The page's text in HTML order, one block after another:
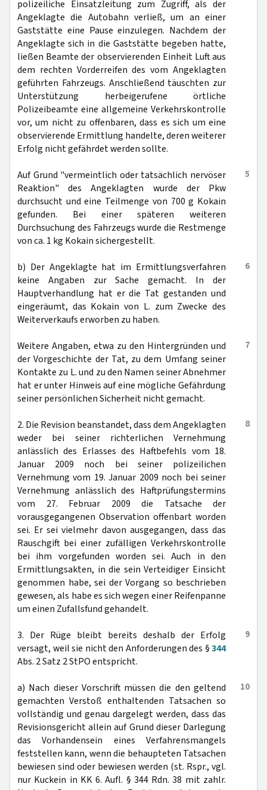
polizeiliche Einsatzleitung zum Zugriff, als der
Angeklagte die Autobahn verließ, um an einer
Gaststätte eine Pause einzulegen. Nachdem der
Angeklagte sich in die Gaststätte begeben hatte,
ließen Beamte der observierenden Einheit Luft aus
dem rechten Vorderreifen des vom Angeklagten
geführten Fahrzeugs. Anschließend täuschten zur
Unterstützung herbeigerufene örtliche
Polizeibeamte eine allgemeine Verkehrskontrolle
vor, um nicht zu offenbaren, dass es sich um eine
observierende Ermittlung handelte, deren weiterer
Erfolg nicht gefährdet werden sollte.
5
Auf Grund "vermeintlich oder tatsächlich nervöser
Reaktion" des Angeklagten wurde der Pkw
durchsucht und eine Teilmenge von 700 g Kokain
gefunden. Bei einer späteren weiteren
Durchsuchung des Fahrzeugs wurde die Restmenge
von ca. 1 kg Kokain sichergestellt.
6
b) Der Angeklagte hat im Ermittlungsverfahren
keine Angaben zur Sache gemacht. In der
Hauptverhandlung hat er die Tat gestanden und
eingeräumt, das Kokain von L. zum Zwecke des
Weiterverkaufs erworben zu haben.
7
Weitere Angaben, etwa zu den Hintergründen und
der Vorgeschichte der Tat, zu dem Umfang seiner
Kontakte zu L. und zu den Namen seiner Abnehmer
hat er unter Hinweis auf eine mögliche Gefährdung
seiner persönlichen Sicherheit nicht gemacht.
8
2. Die Revision beanstandet, dass dem Angeklagten
weder bei seiner richterlichen Vernehmung
anlässlich des Erlasses des Haftbefehls vom 18.
Januar 2009 noch bei seiner polizeilichen
Vernehmung vom 19. Januar 2009 noch bei seiner
Vernehmung anlässlich des Haftprüfungstermins
vom 27. Februar 2009 die Tatsache der
vorausgegangenen Observation offenbart worden
sei. Er sei vielmehr davon ausgegangen, dass das
Rauschgift bei einer zufälligen Verkehrskontrolle
bei ihm vorgefunden worden sei. Auch in den
Ermittlungsakten, in die sein Verteidiger Einsicht
genommen habe, sei der Vorgang so beschrieben
gewesen, als habe es sich wegen einer Reifenpanne
um einen Zufallsfund gehandelt.
9
3. Der Rüge bleibt bereits deshalb der Erfolg
versagt, weil sie nicht den Anforderungen des §344
Abs. 2 Satz 2 StPO entspricht.
10
a) Nach dieser Vorschrift müssen die den geltend
gemachten Verstoß enthaltenden Tatsachen so
vollständig und genau dargelegt werden, dass das
Revisionsgericht allein auf Grund dieser Darlegung
das Vorhandensein eines Verfahrensmangels
feststellen kann, wenn die behaupteten Tatsachen
bewiesen sind oder bewiesen werden (st. Rspr., vgl.
nur Kuckein in KK 6. Aufl. § 344 Rdn. 38 mit zahlr.